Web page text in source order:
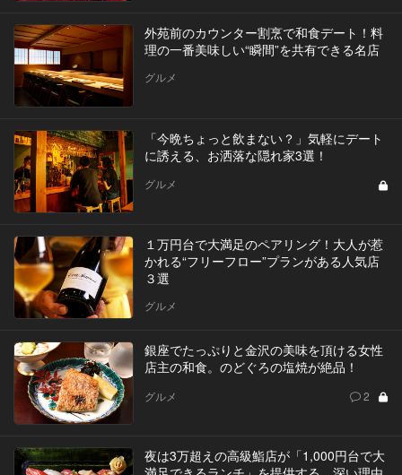
外苑前のカウンター割烹で和食デート！料
理の一番美味しい“瞬間”を共有できる名店
グルメ
「今晩ちょっと飲まない？」気軽にデート
に誘える、お洒落な隠れ家3選！
グルメ
１万円台で大満足のペアリング！大人が惹
かれる“フリーフロー”プランがある人気店
３選
グルメ
銀座でたっぷりと金沢の美味を頂ける女性
店主の和食。のどぐろの塩焼が絶品！
グルメ 2
夜は3万超えの高級鮨店が「1,000円台で大